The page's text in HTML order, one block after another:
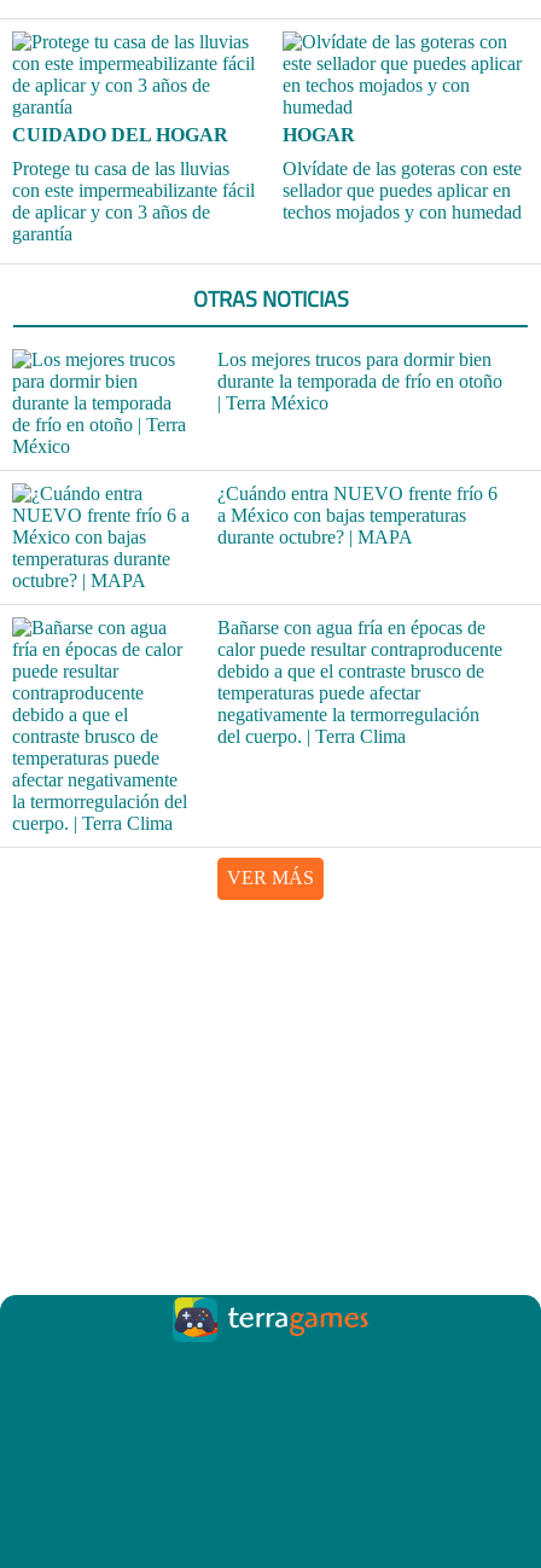
CUIDADO DEL HOGAR
Protege tu casa de las lluvias
con este impermeabilizante fácil
de aplicar y con 3 años de
garantía
HOGAR
Olvídate de las goteras con este
sellador que puedes aplicar en
techos mojados y con humedad
OTRAS NOTICIAS
Los mejores trucos para dormir bien
durante la temporada de frío en otoño
| Terra México
¿Cuándo entra NUEVO frente frío 6
a México con bajas temperaturas
durante octubre? | MAPA
Bañarse con agua fría en épocas de
calor puede resultar contraproducente
debido a que el contraste brusco de
temperaturas puede afectar
negativamente la termorregulación
del cuerpo. | Terra Clima
VER MÁS